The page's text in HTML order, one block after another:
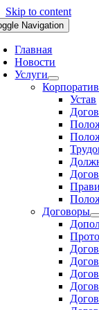
Skip to content
Navigation
Главная
Новости
Услуги
Устав
Договоры